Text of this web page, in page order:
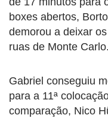
boxes abertos,
demorou a deixar
ruas de Monte Carlo.
Gabriel conseguiu
para a 11ª
comparação, Nico